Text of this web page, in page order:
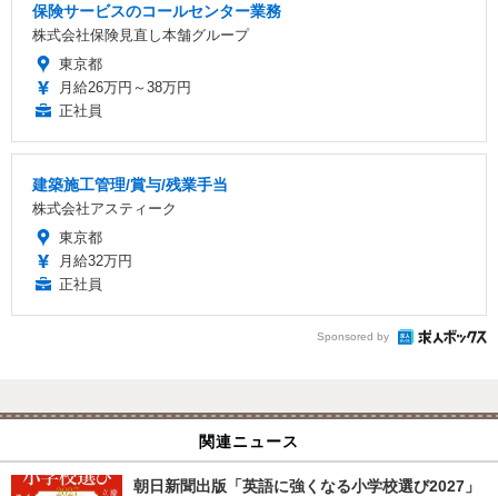
保険サービスのコールセンター業務
株式会社保険見直し本舗グループ
東京都
月給26万円～38万円
正社員
建築施工管理/賞与/残業手当
株式会社アスティーク
東京都
月給32万円
正社員
Sponsored by
関連ニュース
朝日新聞出版「英語に強くなる小学校選び2027」